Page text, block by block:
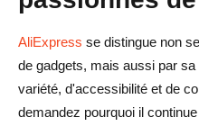
Le rôle d'AliDrop dans la
AliExpress tendance pour
dropshipping
AliExpress se distingue non
de gadgets, mais aussi par
variété, d'accessibilité et de
demandez pourquoi il